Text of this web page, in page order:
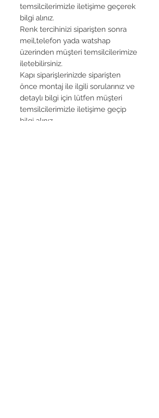
temsilcilerimizle iletişime geçerek
bilgi alınız.
Renk tercihinizi siparişten sonra
meil,telefon yada watshap
üzerinden müşteri temsilcilerimize
iletebilirsiniz.
Kapı siparişlerinizde siparişten
önce montaj ile ilgili sorularınız ve
detaylı bilgi için lütfen müşteri
temsilcilerimizle iletişime geçip
bilgi alınız.